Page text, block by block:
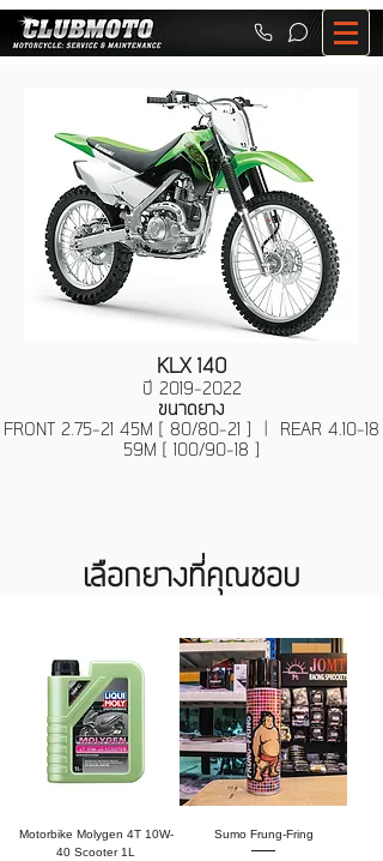
KLX 140
ปี 2019-2022
ขนาดยาง
FRONT 2.75-21 45M [ 80/80-21 ] | REAR 4.10-18
59M [ 100/90-18 ]
เลือกยางที่คุณชอบ
Motorbike Molygen 4T 10W-
40 Scooter 1L
Sumo Frung-Fring